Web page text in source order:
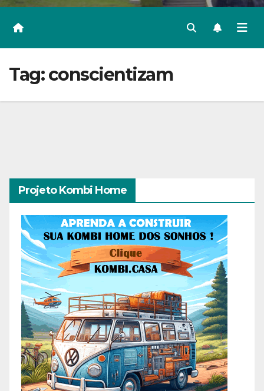
Tag:conscientizam
Projeto Kombi Home